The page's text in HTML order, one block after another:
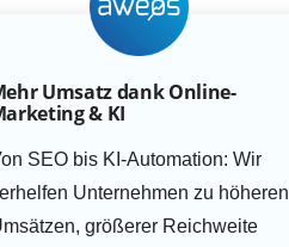
Umsatz dank Online-
& KI
SEO bis KI-Automation: Wir
Unternehmen zu höheren
größerer Reichweite